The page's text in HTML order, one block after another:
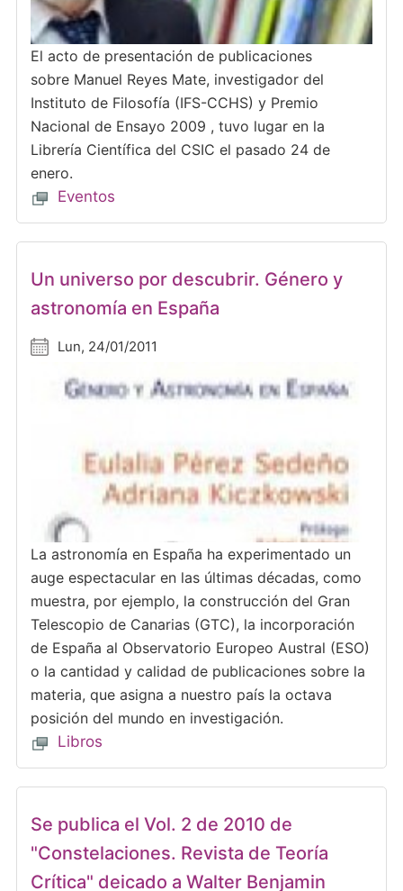
El acto de presentación de publicaciones
sobre Manuel Reyes Mate, investigador del
Instituto de Filosofía (IFS-CCHS) y Premio
Nacional de Ensayo 2009 , tuvo lugar en la
Librería Científica del CSIC el pasado 24 de
enero.
Eventos
Un universo por descubrir. Género y
astronomía en España
Lun, 24/01/2011
La astronomía en España ha experimentado un
auge espectacular en las últimas décadas, como
muestra, por ejemplo, la construcción del Gran
Telescopio de Canarias (GTC), la incorporación
de España al Observatorio Europeo Austral (ESO)
o la cantidad y calidad de publicaciones sobre la
materia, que asigna a nuestro país la octava
posición del mundo en investigación.
Libros
Se publica el Vol. 2 de 2010 de
"Constelaciones. Revista de Teoría
Crítica" deicado a Walter Benjamin